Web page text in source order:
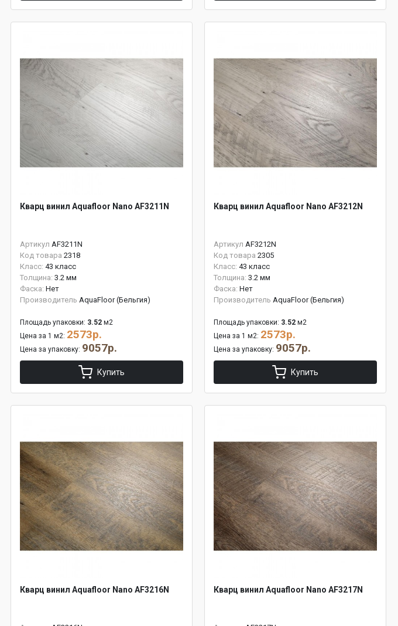
Кварц винил Aquafloor Nano AF3211N
Артикул AF3211N
Код товара 2318
Класс: 43 класс
Толщина: 3.2 мм
Фаска: Нет
Производитель AquaFloor (Бельгия)
Площадь упаковки: 3.52 м2
Цена за 1 м2: 2573р.
Цена за упаковку: 9057р.
Купить
Кварц винил Aquafloor Nano AF3212N
Артикул AF3212N
Код товара 2305
Класс: 43 класс
Толщина: 3.2 мм
Фаска: Нет
Производитель AquaFloor (Бельгия)
Площадь упаковки: 3.52 м2
Цена за 1 м2: 2573р.
Цена за упаковку: 9057р.
Купить
Кварц винил Aquafloor Nano AF3216N Кварц винил Aquafloor Nano AF3217N